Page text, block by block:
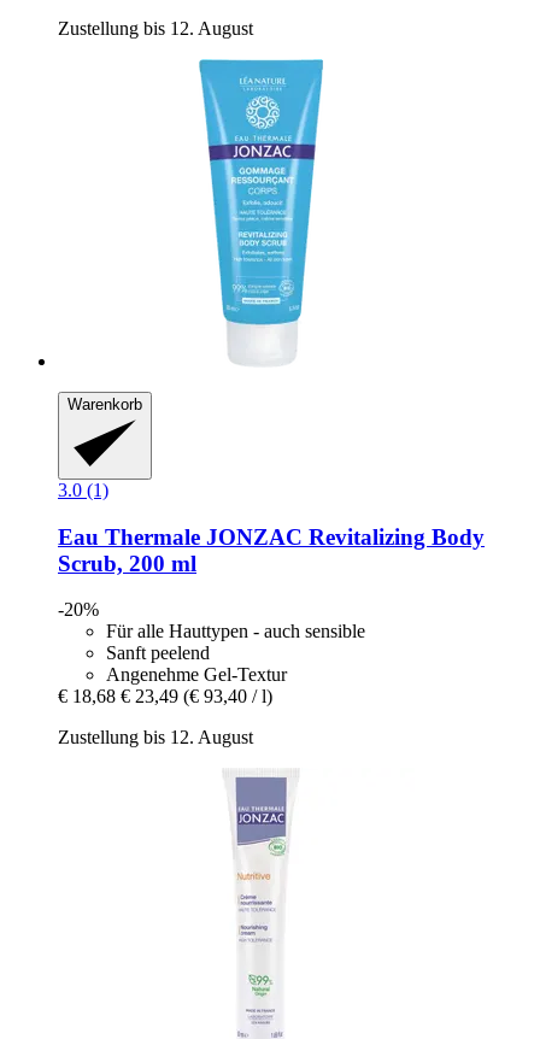
Zustellung bis 12. August
Warenkorb
3.0 (1)
Eau Thermale JONZAC Revitalizing Body
Scrub, 200 ml
-20%
Für alle Hauttypen - auch sensible
Sanft peelend
Angenehme Gel-Textur
€ 18,68 € 23,49 (€ 93,40 / l)
Zustellung bis 12. August